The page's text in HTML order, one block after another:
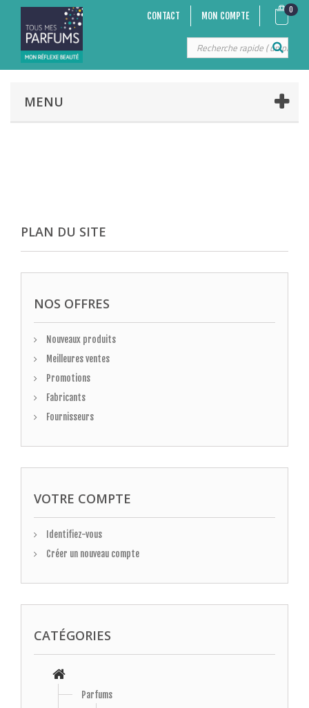
0
CONTACT MON COMPTE
MENU
PLAN DU SITE
NOS OFFRES
Nouveaux produits
Meilleures ventes
Promotions
Fabricants
Fournisseurs
VOTRE COMPTE
Identifiez-vous
Créer un nouveau compte
CATÉGORIES
Parfums